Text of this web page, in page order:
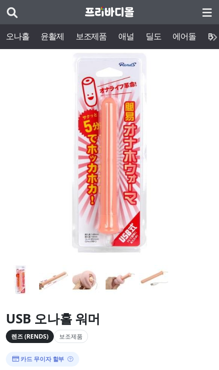
오나홀 윤활제 보조제품 애널 딜도 에어돌
USB 오나홀 워머
렌즈 (RENDS) 보조제품
카드 무이자 할부